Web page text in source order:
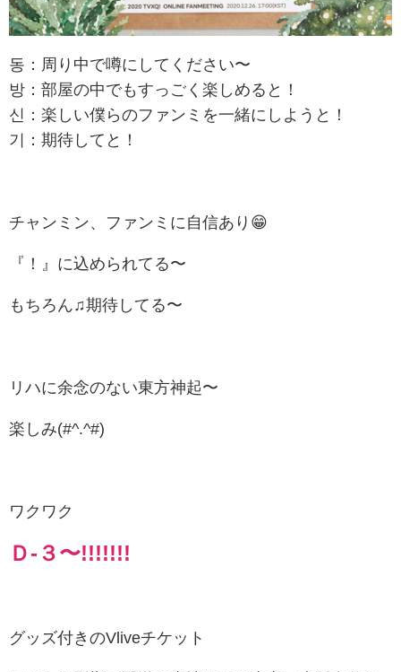
동：周り中で噂にしてください〜
방：部屋の中でもすっごく楽しめると！
신：楽しい僕らのファンミを一緒にしようと！
기：期待してと！
チャンミン、ファンミに自信あり😁
『！』に込められてる〜
もちろん♫期待してる〜
リハに余念のない東方神起〜
楽しみ(#^.^#)
ワクワク
Ｄ-３〜!!!!!!!
グッズ付きのVliveチケット